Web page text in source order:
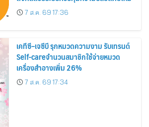
7 ส.ค. 69 17:36
เคทีซี–เจซีบี รุกหมวดความงาม รับเทรนด์
Self-careจำนวนสมาชิกใช้จ่ายหมวด
เครื่องสำอางเพิ่ม 26%
7 ส.ค. 69 17:34